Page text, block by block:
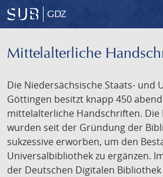
GDZ
Mittelalterliche
Die Niedersächsische Staats- und
Göttingen besitzt knapp 450
mittelalterliche Handschriften. Die
wurden seit der Gründung der
sukzessive erworben, um den
Universalbibliothek zu ergänzen.
der Deutschen Digitalen